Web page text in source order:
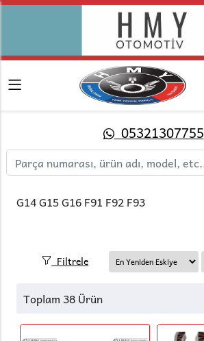
05321307755
G14 G15 G16 F91 F92 F93
Filtrele
Toplam 38 Ürün